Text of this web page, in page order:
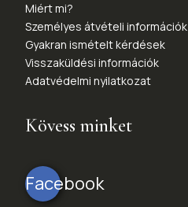
Miért mi?
Személyes átvételi információk
Gyakran ismételt kérdések
Visszaküldési információk
Adatvédelmi nyilatkozat
Kövess minket
Facebook